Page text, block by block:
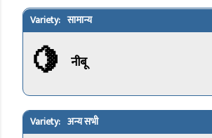
सामान्य
🍋 नीबू
अन्य सभी